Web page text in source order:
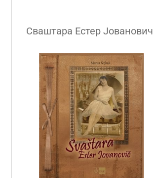
Сваштара Естер Јованович